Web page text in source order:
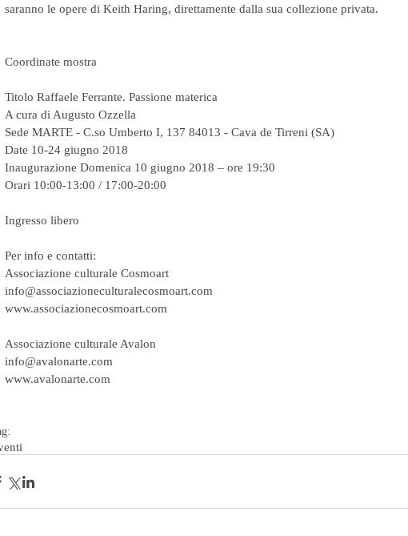
saranno le opere di Keith Haring, direttamente dalla sua collezione privata.
Coordinate mostra
Titolo Raffaele Ferrante. Passione materica
A cura di Augusto Ozzella
Sede MARTE - C.so Umberto I, 137 84013 - Cava de Tirreni (SA)
Date 10-24 giugno 2018
Inaugurazione Domenica 10 giugno 2018 – ore 19:30
Orari 10:00-13:00 / 17:00-20:00
Ingresso libero
Per info e contatti:
Associazione culturale Cosmoart
info@associazioneculturalecosmoart.com
www.associazionecosmoart.com
Associazione culturale Avalon
info@avalonarte.com
www.avalonarte.com